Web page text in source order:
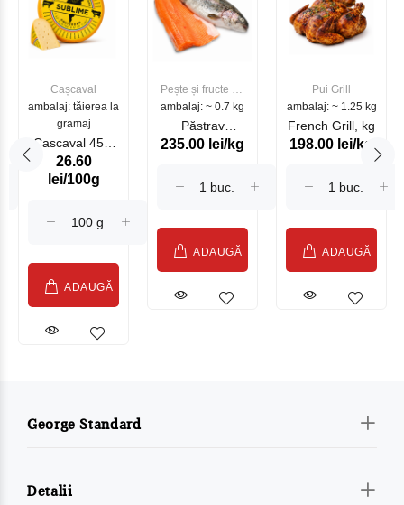
Cașcaval
ambalaj: tăierea la
gramaj
Cascaval 45%
Maasdam
Sublime Cow
26.60
lei/100g
ADAUGĂ
Pește și fructe de
mare
ambalaj: ~ 0.7 kg
Păstrav
Somonat
235.00 lei/kg
ADAUGĂ
Pui Grill
ambalaj: ~ 1.25 kg
French Grill, kg
198.00 lei/kg
ADAUGĂ
George Standard
Detalii